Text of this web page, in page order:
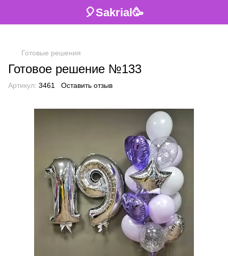
🎈Sakrial🥳
Готовые решения
Готовое решение №133
Артикул: 3461 Оставить отзыв